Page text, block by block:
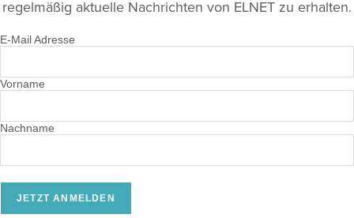
regelmäßig aktuelle Nachrichten von ELNET zu erhalten.
E-Mail Adresse
Vorname
Nachname